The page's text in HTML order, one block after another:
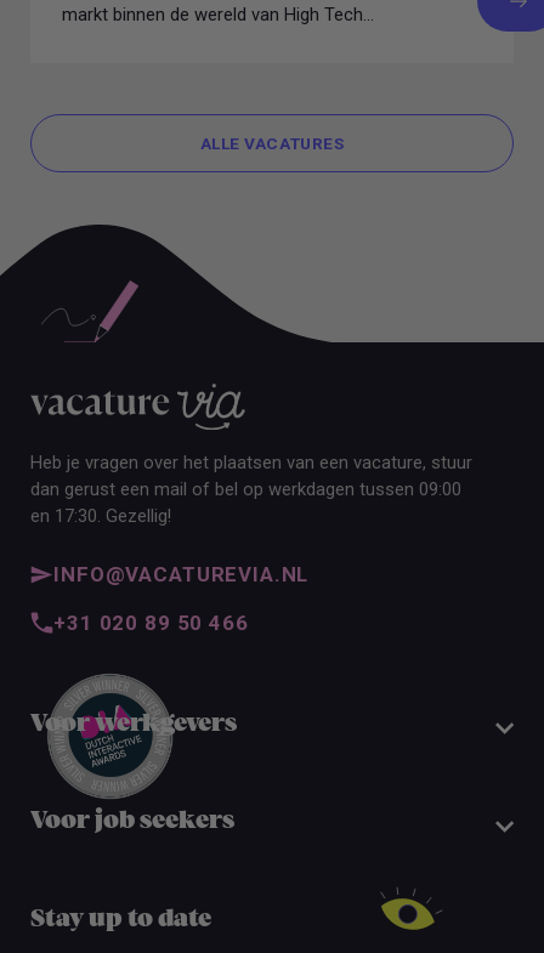
markt binnen de wereld van High Tech...
ALLE VACATURES
Heb je vragen over het plaatsen van een vacature, stuur
dan gerust een mail of bel op werkdagen tussen 09:00
en 17:30. Gezellig!
INFO@VACATUREVIA.NL
+31 020 89 50 466
Voor werkgevers
Voor job seekers
Stay up to date